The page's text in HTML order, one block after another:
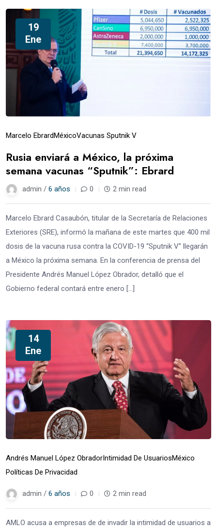
19
Ene
Marcelo EbrardMéxicoVacunas Sputnik V
Rusia enviará a México, la próxima
semana vacunas “Sputnik”: Ebrard
admin / 6 años 0 2 min read
Marcelo Ebrard Casaubón, titular de la Secretaría de Relaciones
Exteriores (SRE), informó la mañana de este martes que 400 mil
dosis de la vacuna rusa contra la COVID-19 “Sputnik V” llegarán
a México la próxima semana. En la conferencia de prensa del
Presidente Andrés Manuel López Obrador, detalló que el
Gobierno federal contará entre enero […]
14
Ene
Andrés Manuel López Obrador Intimidad De UsuariosMéxico
Políticas De Privacidad
admin / 6 años 0 2 min read
AMLO acusa a empresas de de invadir la intimidad de usuarios a